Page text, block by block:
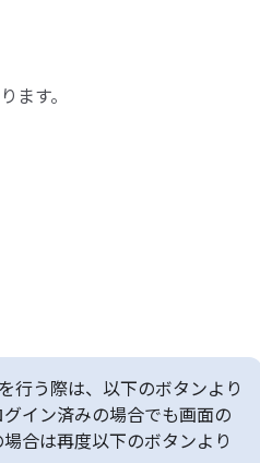
ます。
行う際は、以下のボタンより
イン済みの場合でも画面の
合は再度以下のボタンより